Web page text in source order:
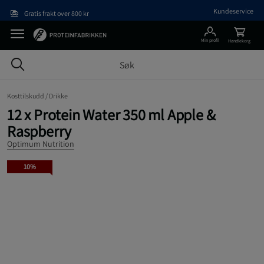
Gratis frakt over 800 kr Kundeservice
Min profil Handlekorg
Kosttilskudd / Drikke
12 x Protein Water 350 ml Apple &
Raspberry
Optimum Nutrition
10%